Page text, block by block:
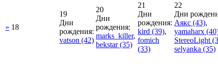
» 18
19
Дни
рождения:
vatson (42)
20
Дни
рождения:
marks_killer,
bekstar(35)
21
Дни
рождения:
kird (39),
fomich
(33)
22
Дни
Аякс (43),
yamaharx
StereoLight
selyanka (35)